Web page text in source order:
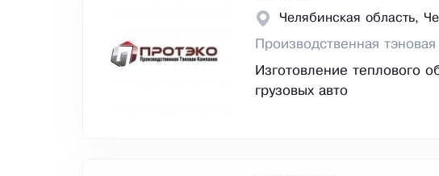
Челябинская область,
Производственная
Изготовление теплового
грузовых авто